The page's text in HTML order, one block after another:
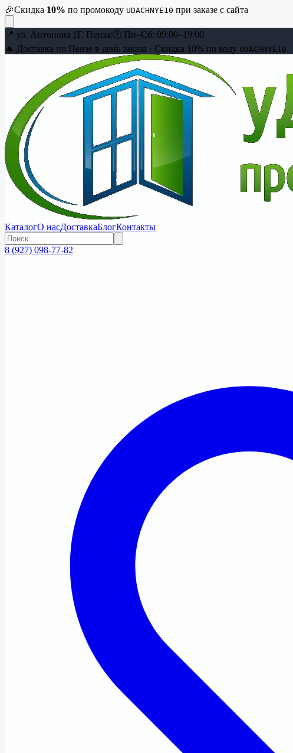
🎉Скидка 10% по промокоду UDACHNYE10 при заказе с сайта
📍 ул. Антонова 1Г, Пенза|🕐 Пн–Сб: 09:00–19:00
🔥 Доставка по Пензе в день заказа · Скидка 10% по коду UDACHNYE10
КаталогО насДоставкаБлогКонтакты
8 (927) 098-77-82